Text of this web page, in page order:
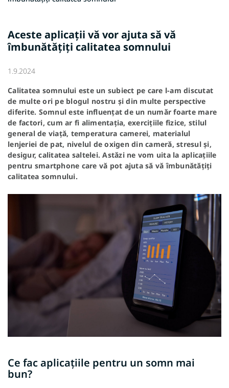
Aceste aplicații vă vor ajuta să vă
îmbunătățiți calitatea somnului
1.9.2024
Calitatea somnului este un subiect pe care l-am discutat
de multe ori pe blogul nostru și din multe perspective
diferite. Somnul este influențat de un număr foarte mare
de factori, cum ar fi alimentația, exercițiile fizice, stilul
general de viață, temperatura camerei, materialul
lenjeriei de pat, nivelul de oxigen din cameră, stresul și,
desigur, calitatea saltelei. Astăzi ne vom uita la aplicațiile
pentru smartphone care vă pot ajuta să vă îmbunătățiți
calitatea somnului.
Ce fac aplicațiile pentru un somn mai
bun?